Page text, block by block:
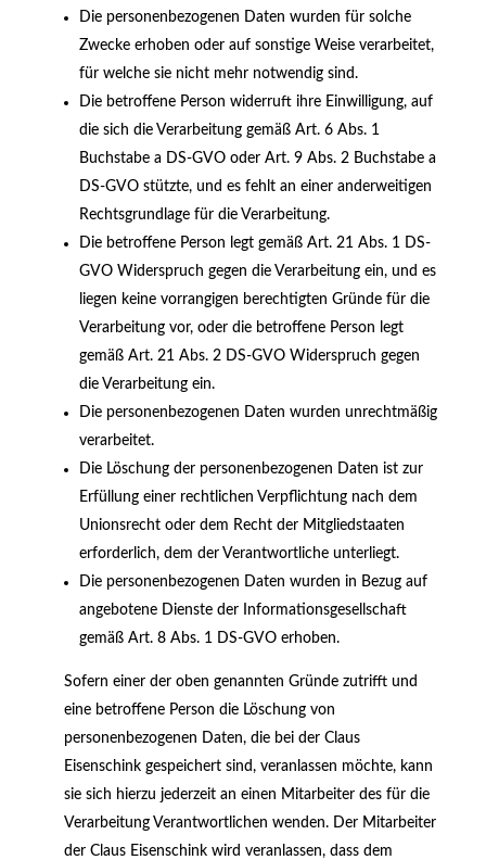
Die personenbezogenen Daten wurden für solche
Zwecke erhoben oder auf sonstige Weise verarbeitet,
für welche sie nicht mehr notwendig sind.
Die betroffene Person widerruft ihre Einwilligung, auf
die sich die Verarbeitung gemäß Art. 6 Abs. 1
Buchstabe a DS-GVO oder Art. 9 Abs. 2 Buchstabe a
DS-GVO stützte, und es fehlt an einer anderweitigen
Rechtsgrundlage für die Verarbeitung.
Die betroffene Person legt gemäß Art. 21 Abs. 1 DS-
GVO Widerspruch gegen die Verarbeitung ein, und es
liegen keine vorrangigen berechtigten Gründe für die
Verarbeitung vor, oder die betroffene Person legt
gemäß Art. 21 Abs. 2 DS-GVO Widerspruch gegen
die Verarbeitung ein.
Die personenbezogenen Daten wurden unrechtmäßig
verarbeitet.
Die Löschung der personenbezogenen Daten ist zur
Erfüllung einer rechtlichen Verpflichtung nach dem
Unionsrecht oder dem Recht der Mitgliedstaaten
erforderlich, dem der Verantwortliche unterliegt.
Die personenbezogenen Daten wurden in Bezug auf
angebotene Dienste der Informationsgesellschaft
gemäß Art. 8 Abs. 1 DS-GVO erhoben.
Sofern einer der oben genannten Gründe zutrifft und
eine betroffene Person die Löschung von
personenbezogenen Daten, die bei der Claus
Eisenschink gespeichert sind, veranlassen möchte, kann
sie sich hierzu jederzeit an einen Mitarbeiter des für die
Verarbeitung Verantwortlichen wenden. Der Mitarbeiter
der Claus Eisenschink wird veranlassen, dass dem